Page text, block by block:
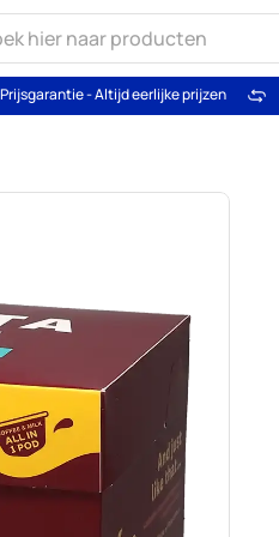
Prijsgarantie - Altijd eerlijke prijzen